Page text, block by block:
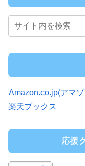
Amazon.co.jp(アマ
楽天ブックス
応援